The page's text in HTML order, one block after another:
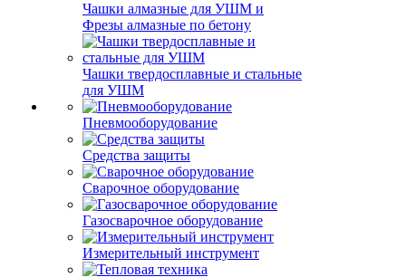
Чашки алмазные для УШМ и
Фрезы алмазные по бетону
Чашки твердосплавные и стальные
для УШМ
Пневмооборудование
Средства защиты
Сварочное оборудование
Газосварочное оборудование
Измерительный инструмент